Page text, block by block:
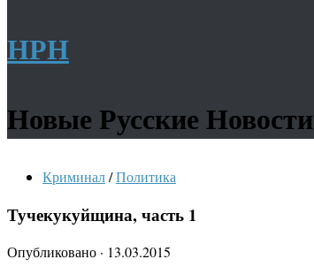
НРН
Новые Русские Новости
Криминал/Политика
Тучекукуйщина, часть 1
Опубликовано · 13.03.2015